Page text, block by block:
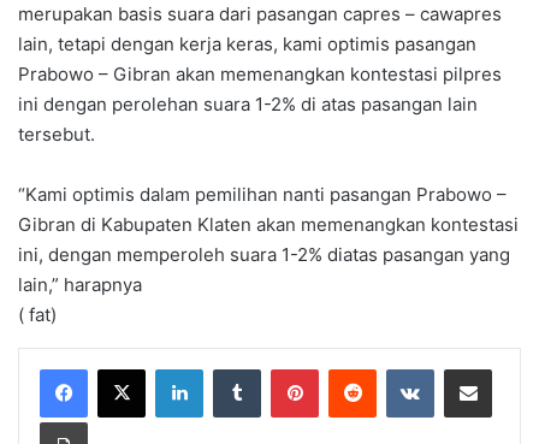
merupakan basis suara dari pasangan capres – cawapres
lain, tetapi dengan kerja keras, kami optimis pasangan
Prabowo – Gibran akan memenangkan kontestasi pilpres
ini dengan perolehan suara 1-2% di atas pasangan lain
tersebut.
“Kami optimis dalam pemilihan nanti pasangan Prabowo –
Gibran di Kabupaten Klaten akan memenangkan kontestasi
ini, dengan memperoleh suara 1-2% diatas pasangan yang
lain,” harapnya
( fat)